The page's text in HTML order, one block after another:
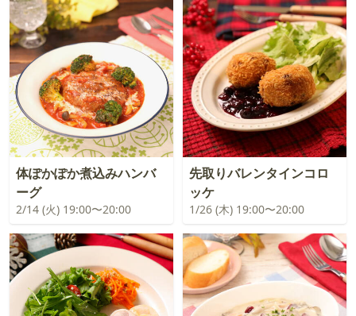
体ぽかぽか煮込みハンバ
ーグ
2/14 (火) 19:00〜20:00
先取りバレンタインコロ
ッケ
1/26 (木) 19:00〜20:00